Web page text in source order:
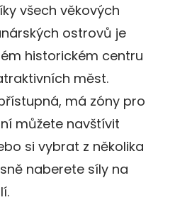
všech věkových
ostrovů je
historickém centru
měst.
má zóny pro
můžete navštívit
si vybrat z několika
naberete síly na